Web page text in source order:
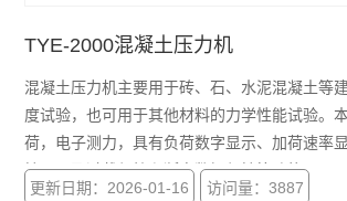
TYE-2000混凝土压力机
混凝土压力机主要用于砖、石、水泥混凝土等
度试验，也可用于其他材料的力学性能试验。
荷，电子测力，具有负荷数字显示、加荷速率
持，以及过载保护和断电数据保持等功能。
更新日期：2026-01-16 访问量：3887